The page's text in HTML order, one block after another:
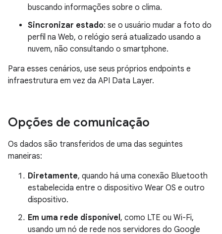
buscando informações sobre o clima.
Sincronizar estado: se o usuário mudar a foto do
perfil na Web, o relógio será atualizado usando a
nuvem, não consultando o smartphone.
Para esses cenários, use seus próprios endpoints e
infraestrutura em vez da API Data Layer.
Opções de comunicação
Os dados são transferidos de uma das seguintes
maneiras:
Diretamente, quando há uma conexão Bluetooth
estabelecida entre o dispositivo Wear OS e outro
dispositivo.
Em uma rede disponível, como LTE ou Wi-Fi,
usando um nó de rede nos servidores do Google